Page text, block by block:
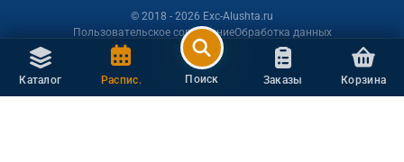
© 2018 - 2026 Exc-Alushta.ru
Пользовательское соглашениеОбработка данных
РАЗРАБОТЧИК
Каталог Распис. Поиск Заказы Корзина